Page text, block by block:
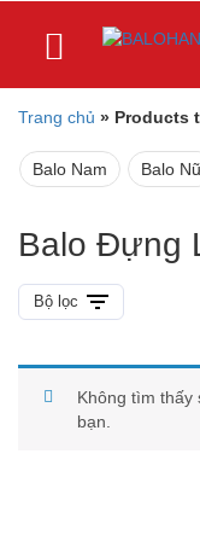
Trang chủ » Products
Balo Nam Balo
Balo Đựng
Bộ lọc
Không tìm thấy
bạn.